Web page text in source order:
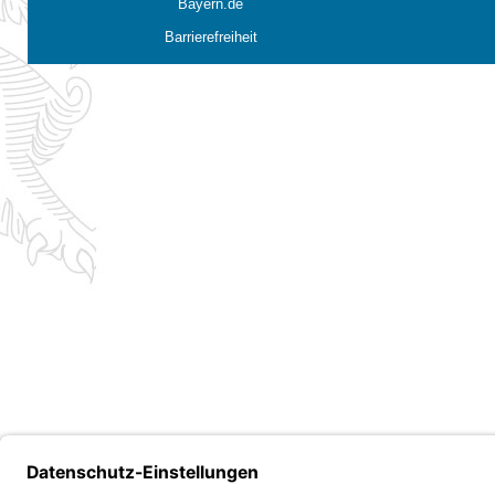
Bayern.de
Barrierefreiheit